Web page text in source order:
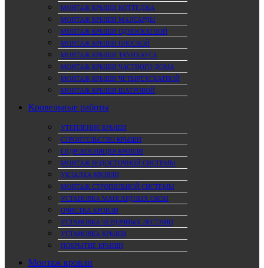
МОНТАЖ КРЫШИ КОТТЕДЖА
МОНТАЖ КРЫШИ МАНСАРДЫ
МОНТАЖ КРЫШИ ОДНОСКАТНОЙ
МОНТАЖ КРЫШИ ПЛОСКОЙ
МОНТАЖ КРЫШИ ТАУНХАУСА
МОНТАЖ КРЫШИ ЧАСТНОГО ДОМА
МОНТАЖ КРЫШИ ЧЕТЫРЕХСКАТНОЙ
МОНТАЖ КРЫШИ ШАТРОВОЙ
Кровельные работы
УТЕПЛЕНИЕ КРЫШИ
СТРОИТЕЛЬСТВО КРЫШИ
ГИДРОИЗОЛЯЦИЯ КРОВЛИ
МОНТАЖ ВОДОСТОЧНОЙ СИСТЕМЫ
УКЛАДКА КРОВЛИ
МОНТАЖ СТРОПИЛЬНОЙ СИСТЕМЫ
УСТАНОВКА МАНСАРДНЫХ ОКОН
ОЧИСТКА КРОВЛИ
УСТАНОВКА ЧЕРДАЧНЫХ ЛЕСТНИЦ
УСТАНОВКА КРЫШИ
ПОКРЫТИЕ КРЫШИ
Монтаж кровли